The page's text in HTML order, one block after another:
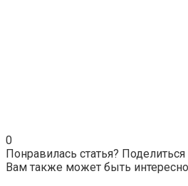
0
Понравилась статья?
Вам также может быть интересно